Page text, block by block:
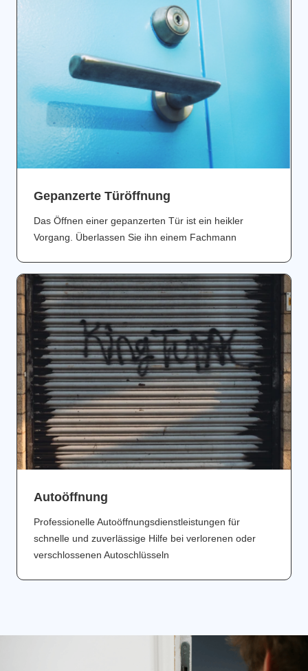
Gepanzerte Türöffnung
Das Öffnen einer gepanzerten Tür ist ein heikler
Vorgang. Überlassen Sie ihn einem Fachmann
Аutoöffnung
Professionelle Autoöffnungsdienstleistungen für
schnelle und zuverlässige Hilfe bei verlorenen oder
verschlossenen Autoschlüsseln